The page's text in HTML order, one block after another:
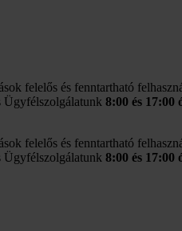
felelős és fenntartható
Ügyfélszolgálatunk 8:00 és 17:00
felelős és fenntartható
Ügyfélszolgálatunk 8:00 és 17:00